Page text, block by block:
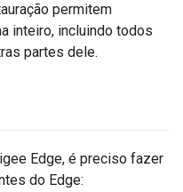
permitem
inteiro, incluindo todos
partes dele.
Edge, é preciso fazer
do Edge: